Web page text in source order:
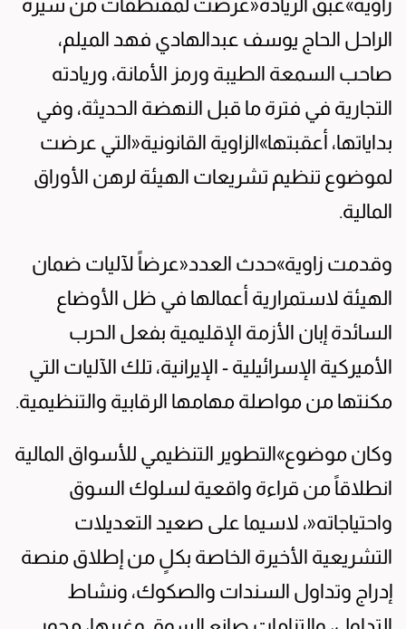
زاوية»عبق الريادة«عرضت لمقتطفات من سيرة
الراحل الحاج يوسف عبدالهادي فهد الميلم،
صاحب السمعة الطيبة ورمز الأمانة، وريادته
التجارية في فترة ما قبل النهضة الحديثة، وفي
بداياتها، أعقبتها»الزاوية القانونية«التي عرضت
لموضوع تنظيم تشريعات الهيئة لرهن الأوراق
المالية.
وقدمت زاوية»حدث العدد«عرضاً لآليات ضمان
الهيئة لاستمرارية أعمالها في ظل الأوضاع
السائدة إبان الأزمة الإقليمية بفعل الحرب
الأميركية الإسرائيلية - الإيرانية، تلك الآليات التي
مكنتها من مواصلة مهامها الرقابية والتنظيمية.
وكان موضوع»التطوير التنظيمي للأسواق المالية
انطلاقاً من قراءة واقعية لسلوك السوق
واحتياجاته«، لاسيما على صعيد التعديلات
التشريعية الأخيرة الخاصة بكلٍ من إطلاق منصة
إدراج وتداول السندات والصكوك، ونشاط